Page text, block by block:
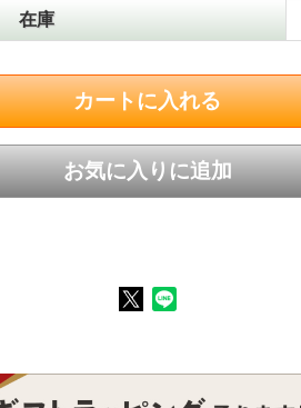
在庫